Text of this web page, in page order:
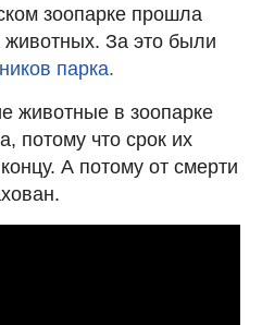
зоопарке прошла
животных. За это были
парка.
животные в зоопарке
потому что срок их
А потому от смерти